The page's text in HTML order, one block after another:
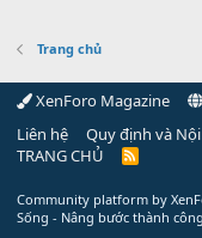
Trang chủ
XenForo Magazine
Liên hệ
Quy định và
TRANG CHỦ
R
Community platform by
Sống - Nâng bước thành